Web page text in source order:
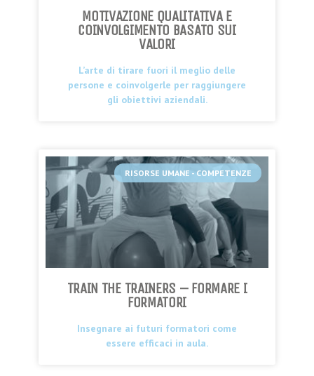
MOTIVAZIONE QUALITATIVA E
COINVOLGIMENTO BASATO SUI
VALORI
L’arte di tirare fuori il meglio delle
persone e coinvolgerle per raggiungere
gli obiettivi aziendali.
RISORSE UMANE - COMPETENZE
TRAIN THE TRAINERS – FORMARE I
FORMATORI
Insegnare ai futuri formatori come
essere efficaci in aula.